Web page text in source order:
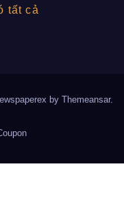
tất cả
by Themeansar.